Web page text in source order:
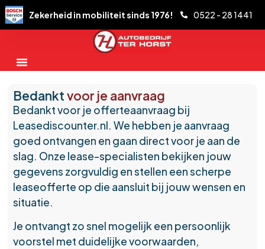
Zekerheid in mobiliteit sinds 1976! 0522 - 28 1441
Bedanktvoor je aanvraag
Bedankt voor je offerteaanvraag bij
Leasediscounter.nl. We hebben je aanvraag
goed ontvangen en gaan direct voor je aan de
slag. Onze lease-specialisten bekijken jouw
gegevens zorgvuldig en stellen een scherpe
leaseofferte op die aansluit bij jouw wensen en
situatie.
Je ontvangt zo snel mogelijk een persoonlijk
voorstel met duidelijke voorwaarden,